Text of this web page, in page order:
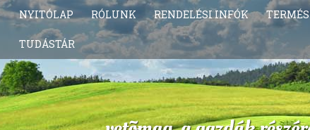
NYITÓLAP RÓLUNK RENDELÉSI INFÓK
TUDÁSTÁR